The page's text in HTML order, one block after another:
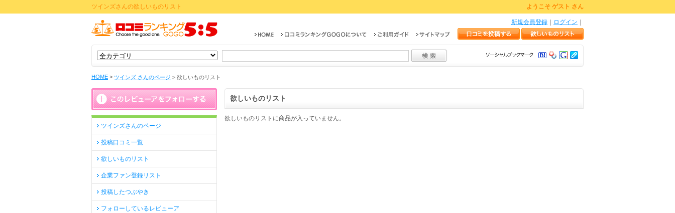
ツインズさんの欲しいものリスト ようこそ ゲスト さん
ログイン
新規会員登録
HOME > ツインズ さんのページ > 欲しいものリスト
欲しいものリスト
欲しいものリストに商品が入っていません。
ツインズさんのページ
投稿口コミ一覧
欲しいものリスト
企業ファン登録リスト
投稿したつぶやき
フォローしているレビューア